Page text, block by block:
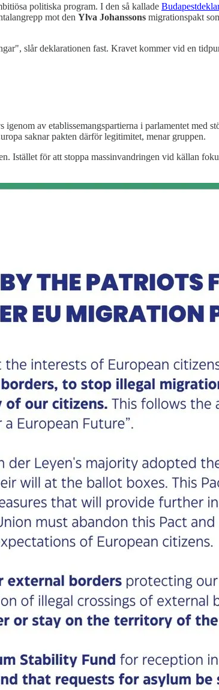
politiska program. I den så kallade
mot den Ylva Johanssons migrationspakt
slår deklarationen fast. Kravet kommer vid en
igenom av etablissemangspartierna i parlamentet med
saknar pakten därför legitimitet, menar gruppen.
Istället för att stoppa massinvandringen vid källan